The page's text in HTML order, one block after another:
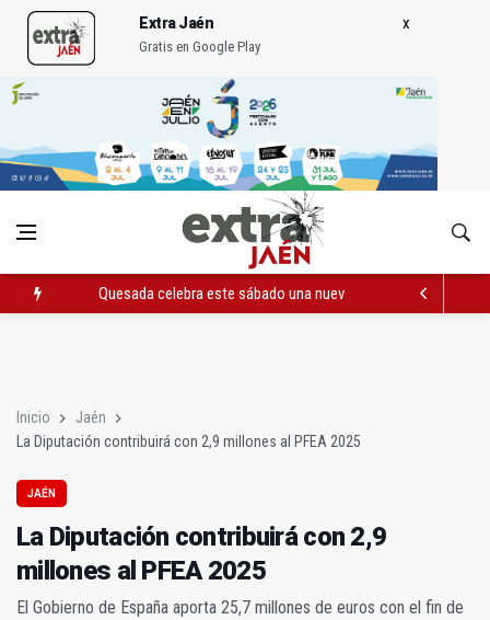
Extra Jaén
Gratis en Google Play
Quesada celebra este sábado una nueva jornada de Orgullo
Inicio
Jaén
La Diputación contribuirá con 2,9 millones al PFEA 2025
JAÉN
La Diputación contribuirá con 2,9
millones al PFEA 2025
El Gobierno de España aporta 25,7 millones de euros con el fin de